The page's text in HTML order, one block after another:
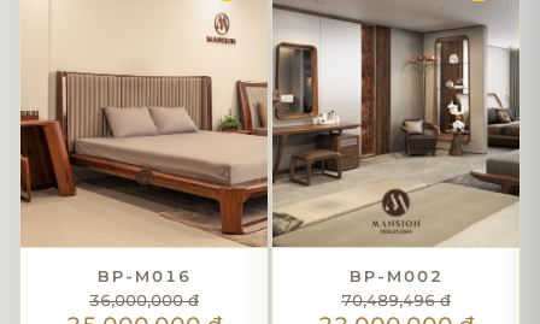
BP-M016
36,000,000 đ
BP-M002
70,489,496 đ